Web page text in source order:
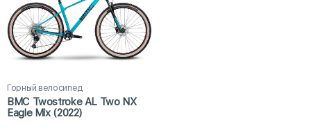
Горный велосипед
BMC Twostroke AL Two NX
Eagle Mix (2022)